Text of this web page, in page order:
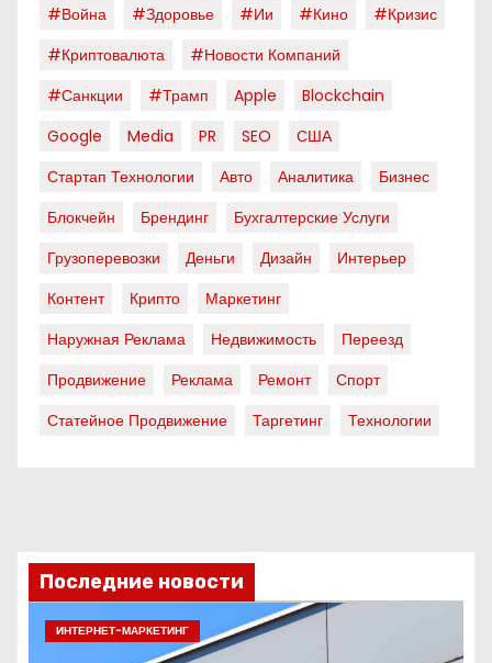
#война
#здоровье #ии #кино
#кризис
#криптовалюта
#новости Компаний
#санкции
#трамп Apple
Blockchain
Google
Media PR SEO
США
Стартап Технологии
Авто Аналитика
Бизнес
Блокчейн
Брендинг
Бухгалтерские Услуги
Грузоперевозки
Деньги Дизайн
Интерьер
Контент
Крипто
Маркетинг
Наружная Реклама
Недвижимость
Переезд
Продвижение
Реклама Ремонт
Спорт
Статейное Продвижение
Таргетинг Технологии
Последние новости
ИНТЕРНЕТ-МАРКЕТИНГ